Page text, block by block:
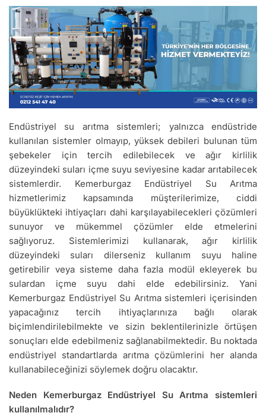
Endüstriyel su arıtma sistemleri; yalnızca endüstride
kullanılan sistemler olmayıp, yüksek debileri bulunan tüm
şebekeler için tercih edilebilecek ve ağır kirlilik
düzeyindeki suları içme suyu seviyesine kadar arıtabilecek
sistemlerdir. Kemerburgaz Endüstriyel Su Arıtma
hizmetlerimiz kapsamında müşterilerimize, ciddi
büyüklükteki ihtiyaçları dahi karşılayabilecekleri çözümleri
sunuyor ve mükemmel çözümler elde etmelerini
sağlıyoruz. Sistemlerimizi kullanarak, ağır kirlilik
düzeyindeki suları dilerseniz kullanım suyu haline
getirebilir veya sisteme daha fazla modül ekleyerek bu
sulardan içme suyu dahi elde edebilirsiniz. Yani
Kemerburgaz Endüstriyel Su Arıtma sistemleri içerisinden
yapacağınız tercih ihtiyaçlarınıza bağlı olarak
biçimlendirilebilmekte ve sizin beklentilerinizle örtüşen
sonuçları elde edebilmeniz sağlanabilmektedir. Bu noktada
endüstriyel standartlarda arıtma çözümlerini her alanda
kullanabileceğinizi söylemek doğru olacaktır.
Neden Kemerburgaz Endüstriyel Su Arıtma sistemleri
kullanılmalıdır?